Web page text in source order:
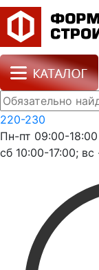
220-230
Пн-пт 09:00-18:00
сб 10:00-17:00;